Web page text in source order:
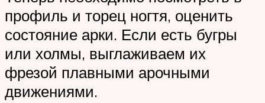
профиль и торец ногтя, оценить
состояние арки. Если есть бугры
или холмы, выглаживаем их
фрезой плавными арочными
движениями.